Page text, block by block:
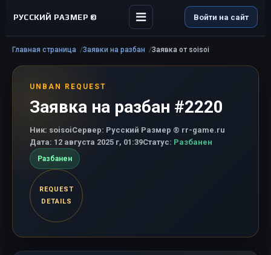
РУССКИЙ РАЗМЕР © Войти на сайт
Главная страница Заявки на разбан Заявка от soisoi
UNBAN REQUEST
Заявка на разбан #2220
Ник: soisoiСервер: Русский Размер ® rr-game.ru
Дата: 12 августа 2025 г, 01:39Статус: Разбанен
Разбанен
REQUEST
DETAILS